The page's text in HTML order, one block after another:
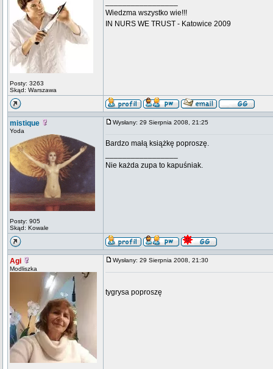
Posty: 3263
Skąd: Warszawa
Wiedzma wszystko wie!!!
IN NURS WE TRUST - Katowice 2009
mistique
Yoda
Posty: 905
Skąd: Kowale
Wysłany: 29 Sierpnia 2008, 21:25
Bardzo małą książkę poproszę.
Nie każda zupa to kapuśniak.
Agi
Modliszka
Wysłany: 29 Sierpnia 2008, 21:30
tygrysa poproszę